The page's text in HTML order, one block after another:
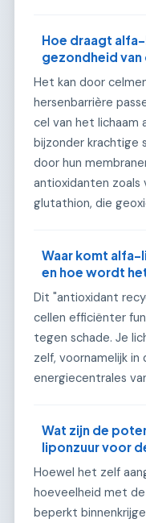
Hoe draagt
gezondheid van
Het kan door
hersenbarrière
cel van het lichaam
bijzonder krachtige
door hun
antioxidanten zoals
glutathion, die
Waar komt alfa-
en hoe wordt
Dit "antioxidant
cellen efficiënter
tegen schade. Je
zelf, voornamelijk
energiecentrales
Wat zijn de
liponzuur voor
Hoewel het zelf
hoeveelheid met
beperkt